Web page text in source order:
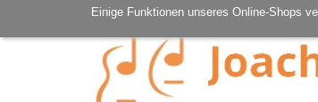
Einige Funktionen unseres Online-Shops